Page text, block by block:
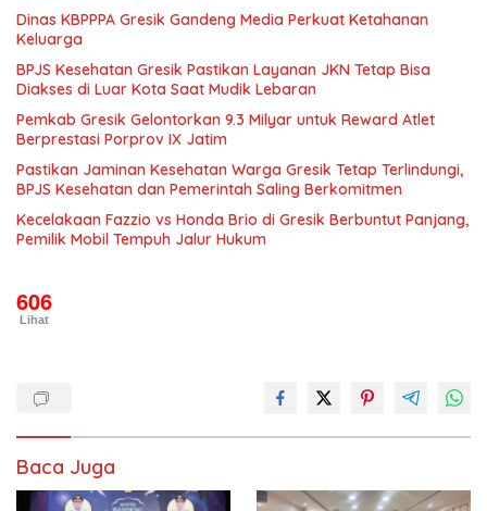
Dinas KBPPPA Gresik Gandeng Media Perkuat Ketahanan
Keluarga
BPJS Kesehatan Gresik Pastikan Layanan JKN Tetap Bisa
Diakses di Luar Kota Saat Mudik Lebaran
Pemkab Gresik Gelontorkan 9.3 Milyar untuk Reward Atlet
Berprestasi Porprov IX Jatim
Pastikan Jaminan Kesehatan Warga Gresik Tetap Terlindungi,
BPJS Kesehatan dan Pemerintah Saling Berkomitmen
Kecelakaan Fazzio vs Honda Brio di Gresik Berbuntut Panjang,
Pemilik Mobil Tempuh Jalur Hukum
606
Lihat
Baca Juga